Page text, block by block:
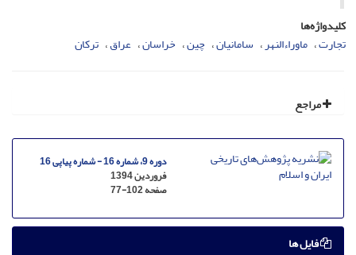
کلیدواژه‌ها
تجارت ماوراءالنهر سامانیان چین خراسان عراق ترکان
مراجع
دوره 9، شماره 16 - شماره پیاپی 16
فروردین 1394
صفحه77-102
فایل ها